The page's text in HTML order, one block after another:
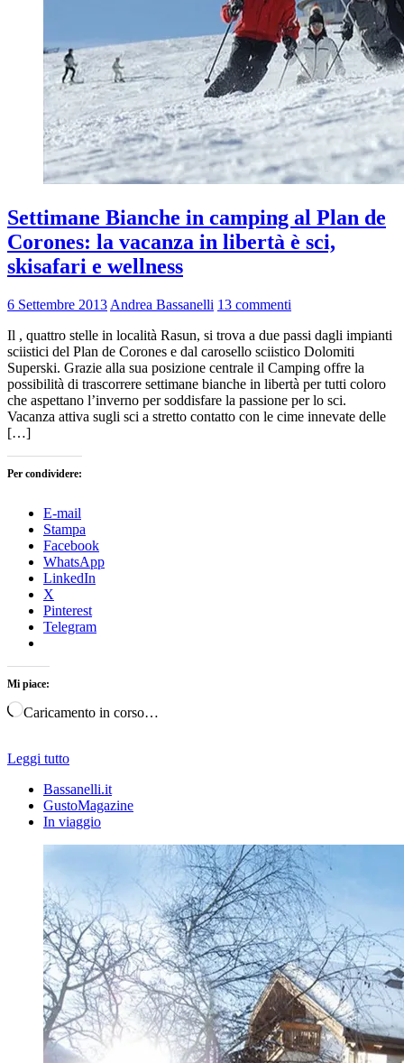
Settimane Bianche in camping al Plan de
Corones: la vacanza in libertà è sci,
skisafari e wellness
6 Settembre 2013 Andrea Bassanelli 13 commenti
Il , quattro stelle in località Rasun, si trova a due passi dagli impianti
sciistici del Plan de Corones e dal carosello sciistico Dolomiti
Superski. Grazie alla sua posizione centrale il Camping offre la
possibilità di trascorrere settimane bianche in libertà per tutti coloro
che aspettano l’inverno per soddisfare la passione per lo sci.
Vacanza attiva sugli sci a stretto contatto con le cime innevate delle
[…]
Per condividere:
E-mail
Stampa
Facebook
WhatsApp
LinkedIn
X
Pinterest
Telegram
Mi piace:
Caricamento in corso…
Leggi tutto
Bassanelli.it
GustoMagazine
In viaggio